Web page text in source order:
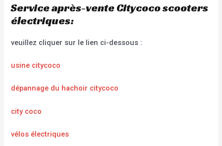
Service après-vente Citycoco scooters
électriques:
veuillez cliquer sur le lien ci-dessous :
usine citycoco
dépannage du hachoir citycoco
city coco
vélos électriques